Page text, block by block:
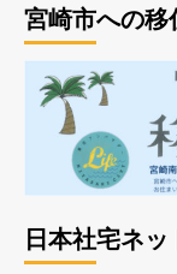
宮崎市への移
日本社宅ネ